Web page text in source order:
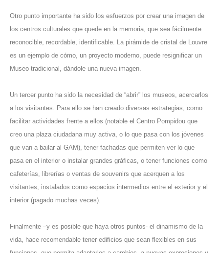
Otro punto importante ha sido los esfuerzos por crear una imagen de
los centros culturales que quede en la memoria, que sea fácilmente
reconocible, recordable, identificable. La pirámide de cristal de Louvre
es un ejemplo de cómo, un proyecto moderno, puede resignificar un
Museo tradicional, dándole una nueva imagen.
Un tercer punto ha sido la necesidad de “abrir” los museos, acercarlos
a los visitantes. Para ello se han creado diversas estrategias, como
facilitar actividades frente a ellos (notable el Centro Pompidou que
creo una plaza ciudadana muy activa, o lo que pasa con los jóvenes
que van a bailar al GAM), tener fachadas que permiten ver lo que
pasa en el interior o instalar grandes gráficas, o tener funciones como
cafeterías, librerías o ventas de souvenirs que acerquen a los
visitantes, instalados como espacios intermedios entre el exterior y el
interior (pagado muchas veces).
Finalmente –y es posible que haya otros puntos- el dinamismo de la
vida, hace recomendable tener edificios que sean flexibles en sus